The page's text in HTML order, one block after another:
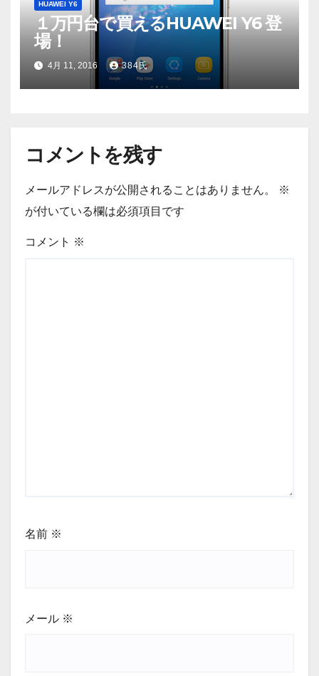
HUAWEI Y6
１万円台で買えるHUAWEI Y6 登
場！
4月 11, 2016 384氏
コメントを残す
メールアドレスが公開されることはありません。
※
が付いている欄は必須項目です
コメント ※
名前 ※
メール ※